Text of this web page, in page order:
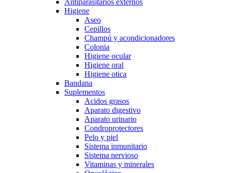
Higiene
Aseo
Cepillos
Champú y acondicionadores
Colonia
Higiene ocular
Higiene oral
Higiene otica
Bandana
Suplementos
Acidos grasos
Aparato digestivo
Aparato urinario
Condroprotectores
Pelo y piel
Sistema inmunitario
Sistema nervioso
Vitaminas y minerales